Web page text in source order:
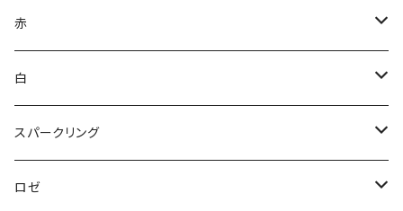
赤
ブルゴーニュ
ボルドー
シャンパーニュ
白
アルザス
ブルゴーニュ
スパークリング
シャンパーニュ
ロゼ